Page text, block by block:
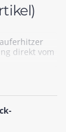
direkt vom